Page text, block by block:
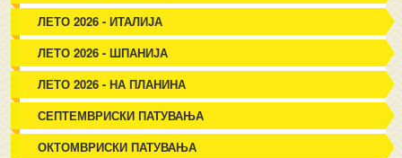
ЛЕТО 2026 - ИТАЛИЈА
ЛЕТО 2026 - ШПАНИЈА
ЛЕТО 2026 - НА ПЛАНИНА
СЕПТЕМВРИСКИ ПАТУВАЊА
ОКТОМВРИСКИ ПАТУВАЊА